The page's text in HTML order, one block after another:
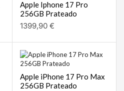
Apple Iphone 17 Pro
256GB Prateado
1399,90 €
Apple iPhone 17 Pro Max
256GB Prateado